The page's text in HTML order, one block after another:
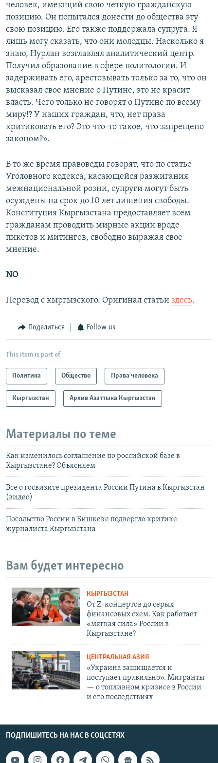
человек, имеющий свою четкую гражданскую
позицию. Он попытался донести до общества эту
свою позицию. Его также поддержала супруга. Я
лишь могу сказать, что они молодцы. Насколько я
знаю, Нурлан возглавлял аналитический центр.
Получил образование в сфере политологии. И
задерживать его, арестовывать только за то, что он
высказал свое мнение о Путине, это не красит
власть. Чего только не говорят о Путине по всему
миру!? У наших граждан, что, нет права
критиковать его? Это что-то такое, что запрещено
законом?».
В то же время правоведы говорят, что по статье
Уголовного кодекса, касающейся разжигания
межнациональной розни, супруги могут быть
осуждены на срок до 10 лет лишения свободы.
Конституция Кыргызстана предоставляет всем
гражданам проводить мирные акции вроде
пикетов и митингов, свободно выражая свое
мнение.
NO
Перевод с кыргызского. Оригинал статьи здесь.
Поделиться Follow us
This item is part of
Политика Общество Права человека
Кыргызстан Архив Азаттыка Кыргызстан
Материалы по теме
Как изменилось соглашение по российской базе в
Кыргызстане? Объясняем
Все о госвизите президента России Путина в Кыргызстан
(видео)
Посольство России в Бишкеке подвергло критике
журналиста Кыргызстана
Вам будет интересно
КЫРГЫЗСТАН
От Z-концертов до серых
финансовых схем. Как работает
«мягкая сила» России в
Кыргызстане?
ЦЕНТРАЛЬНАЯ АЗИЯ
«Украина защищается и
поступает правильно». Мигранты
— о топливном кризисе в России
и его последствиях
ПОДПИШИТЕСЬ НА НАС В СОЦСЕТЯХ